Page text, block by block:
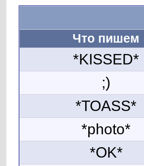
Что пишем
*KISSED*
;)
*TOASS*
*photo*
*OK*